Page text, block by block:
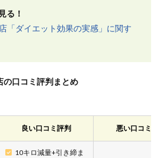
る！
「ダイエット効果の実感」に関す
の口コミ評判まとめ
良い口コミ評判 悪い口コミ評
10キロ減量+引き締ま